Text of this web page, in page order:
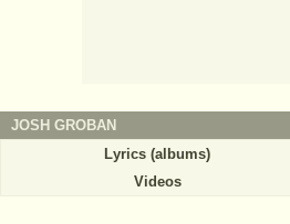
JOSH GROBAN
Lyrics (albums)
Videos